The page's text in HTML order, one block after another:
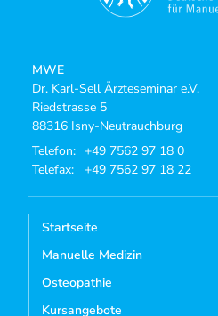
MWE
Dr. Karl-Sell Ärzteseminar e.V.
Riedstrasse 5
88316 Isny-Neutrauchburg
Telefon: +49 7562 97 18 0
Telefax:
+49 7562 97 18 22
Startseite
Manuelle Medizin
Osteopathie
Kursangebote